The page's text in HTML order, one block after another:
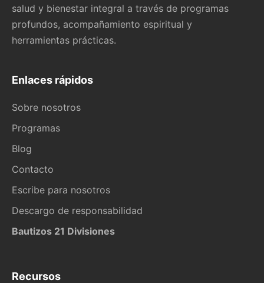
salud y bienestar integral a través de programas
profundos, acompañamiento espiritual y
herramientas prácticas.
Enlaces rápidos
Sobre nosotros
Programas
Blog
Contacto
Escribe para nosotros
Descargo de responsabilidad
Bautizos 21 Divisiones
Recursos